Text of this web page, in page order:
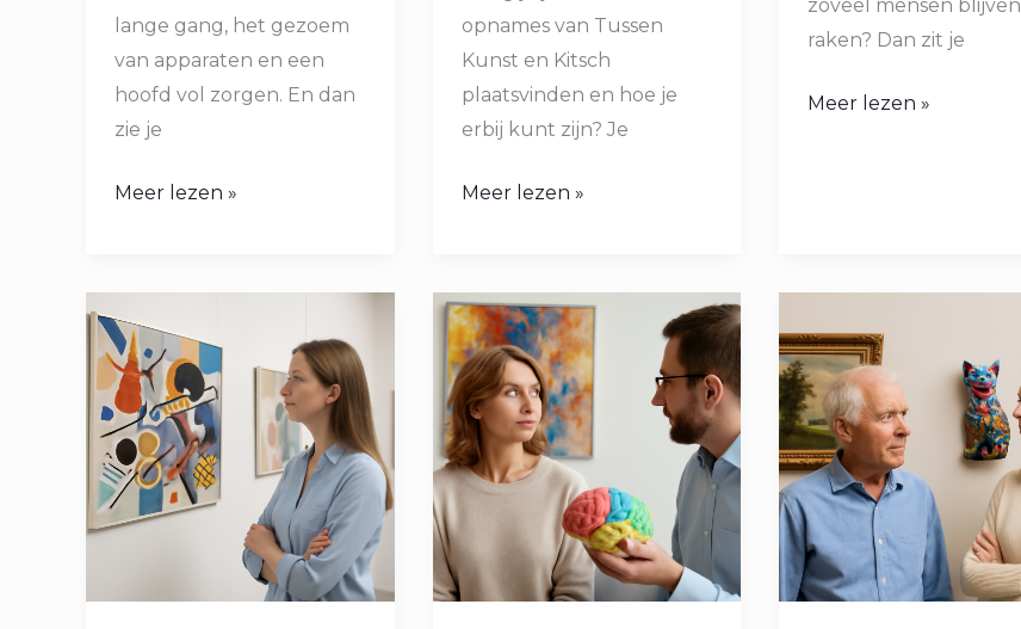
lange gang, het gezoem
van apparaten en een
hoofd vol zorgen. En dan
zie je
Meer lezen »
opnames van Tussen
Kunst en Kitsch
plaatsvinden en hoe je
erbij kunt zijn? Je
Meer lezen »
zoveel mensen blijven
raken? Dan zit je
Meer lezen »
Is
Avant
Garde
Kunst
Wat
Doet
Kunst
Met
Je
Hersenen
Lang
Bestaat
Tussen
Kunst
En
Kitsch